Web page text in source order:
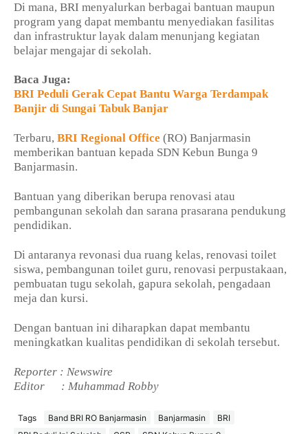
Di mana, BRI menyalurkan berbagai bantuan maupun
program yang dapat membantu menyediakan fasilitas
dan infrastruktur layak dalam menunjang kegiatan
belajar mengajar di sekolah.
Baca Juga:
BRI Peduli Gerak Cepat Bantu Warga Terdampak
Banjir di Sungai Tabuk Banjar
Terbaru, BRI Regional Office (RO) Banjarmasin
memberikan bantuan kepada SDN Kebun Bunga 9
Banjarmasin.
Bantuan yang diberikan berupa renovasi atau
pembangunan sekolah dan sarana prasarana pendukung
pendidikan.
Di antaranya revonasi dua ruang kelas, renovasi toilet
siswa, pembangunan toilet guru, renovasi perpustakaan,
pembuatan tugu sekolah, gapura sekolah, pengadaan
meja dan kursi.
Dengan bantuan ini diharapkan dapat membantu
meningkatkan kualitas pendidikan di sekolah tersebut.
Reporter : Newswire
Editor
: Muhammad Robby
Tags Band BRI RO Banjarmasin Banjarmasin
BRI